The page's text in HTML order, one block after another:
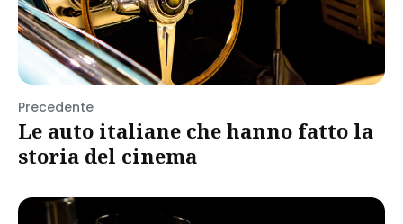
Precedente
Le auto italiane che hanno fatto la
storia del cinema